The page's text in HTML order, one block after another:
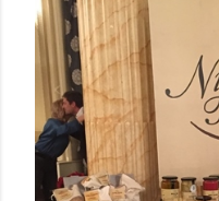
por completo tu forma
asociar las alubias
copiosos de invierno.
revolucionaria,
humilde como la alubia
dorado, cargado de
sustituto perfecto a los